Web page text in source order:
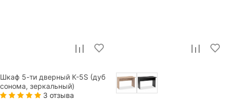
Шкаф 5-ти дверный К-5S (дуб
сонома, зеркальный)
3 отзыва